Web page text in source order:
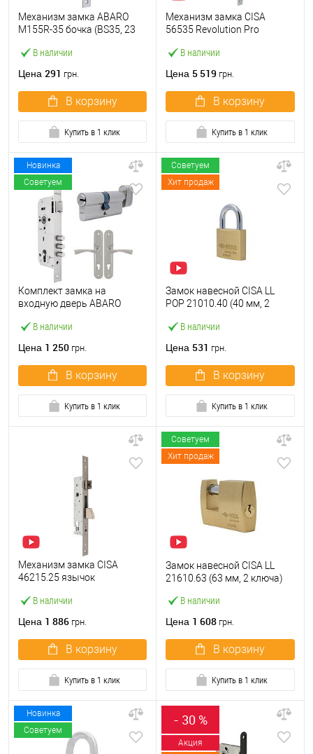
В наличии
Механизм замка ABARO
M155R-35 бочка (BS35, 23
Цена 291 грн.
В корзину
Купить в 1 клик
В наличии
Механизм замка CISA
56535 Revolution Pro
блокировкой (BS67,5*85мм)
Цена 5 519 грн.
В корзину
Купить в 1 клик
Новинка
Советуем
В наличии
Комплект замка на
входную дверь ABARO
цилиндром B100 60T и
Цена 1 250 грн.
В корзину
Купить в 1 клик
Советуем
Хит продаж
В наличии
Замок навесной CISA LL
POP 21010.40 (40 мм, 2
Цена 531 грн.
В корзину
Купить в 1 клик
В наличии
Механизм замка CISA
46215.25 язычок
нержавеющая сталь
Цена 1 886 грн.
В корзину
Купить в 1 клик
Советуем
Хит продаж
В наличии
Замок навесной CISA LL
21610.63 (63 мм, 2 ключа)
Цена 1 608 грн.
В корзину
Купить в 1 клик
Новинка
Советуем
- 30 %
Акция